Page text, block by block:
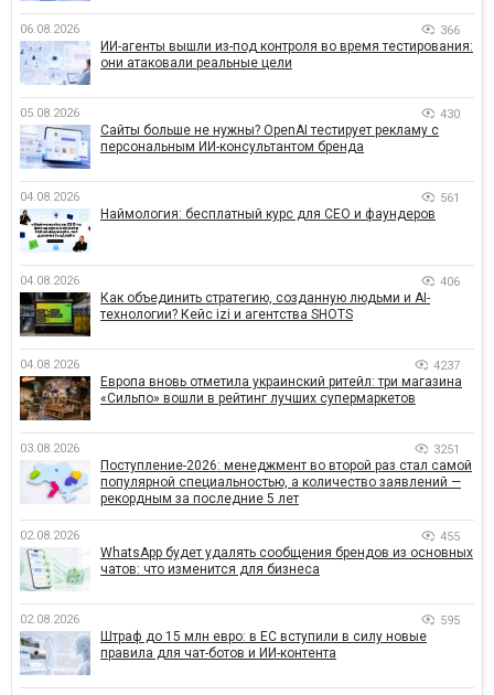
06.08.2026 366
ИИ-агенты вышли из-под контроля во время тестирования:
они атаковали реальные цели
05.08.2026 430
Сайты больше не нужны? OpenAI тестирует рекламу с
персональным ИИ-консультантом бренда
04.08.2026 561
Наймология: бесплатный курс для CEO и фаундеров
04.08.2026 406
Как объединить стратегию, созданную людьми и AI-
технологии? Кейс izi и агентства SHOTS
04.08.2026 4237
Европа вновь отметила украинский ритейл: три магазина
«Сильпо» вошли в рейтинг лучших супермаркетов
03.08.2026 3251
Поступление-2026: менеджмент во второй раз стал самой
популярной специальностью, а количество заявлений —
рекордным за последние 5 лет
02.08.2026 455
WhatsApp будет удалять сообщения брендов из основных
чатов: что изменится для бизнеса
02.08.2026 595
Штраф до 15 млн евро: в ЕС вступили в силу новые
правила для чат-ботов и ИИ-контента